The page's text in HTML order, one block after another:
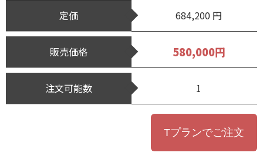
定価 684,200 円
販売価格 580,000円
注文可能数 1